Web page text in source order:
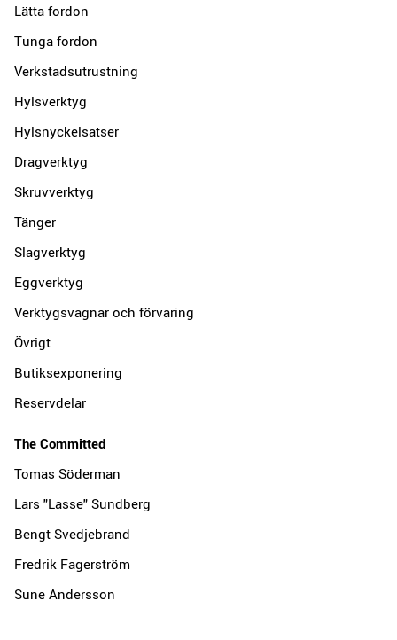
Lätta fordon
Tunga fordon
Verkstadsutrustning
Hylsverktyg
Hylsnyckelsatser
Dragverktyg
Skruvverktyg
Tänger
Slagverktyg
Eggverktyg
Verktygsvagnar och förvaring
Övrigt
Butiksexponering
Reservdelar
The Committed
Tomas Söderman
Lars "Lasse" Sundberg
Bengt Svedjebrand
Fredrik Fagerström
Sune Andersson